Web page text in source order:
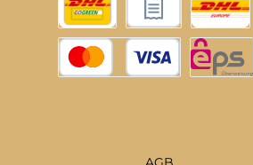
Rechnungskauf
DHL Deutschland DHL EU